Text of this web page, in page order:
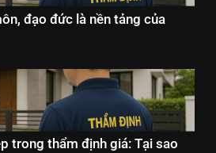
đạo đức là nền tảng của
trong thẩm định giá: Tại sao